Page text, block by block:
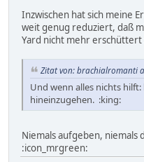
Inzwischen hat sich meine
weit genug reduziert, daß
Yard nicht mehr erschüttert
Zitat von: brachialromanti
Und wenn alles nichts
hineinzugehen. :king:
Niemals aufgeben, niemals
:icon_mrgreen: